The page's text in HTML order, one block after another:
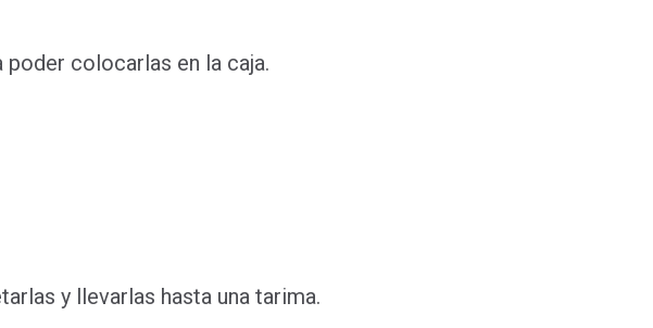
colocarlas en la caja.
y llevarlas hasta una tarima.